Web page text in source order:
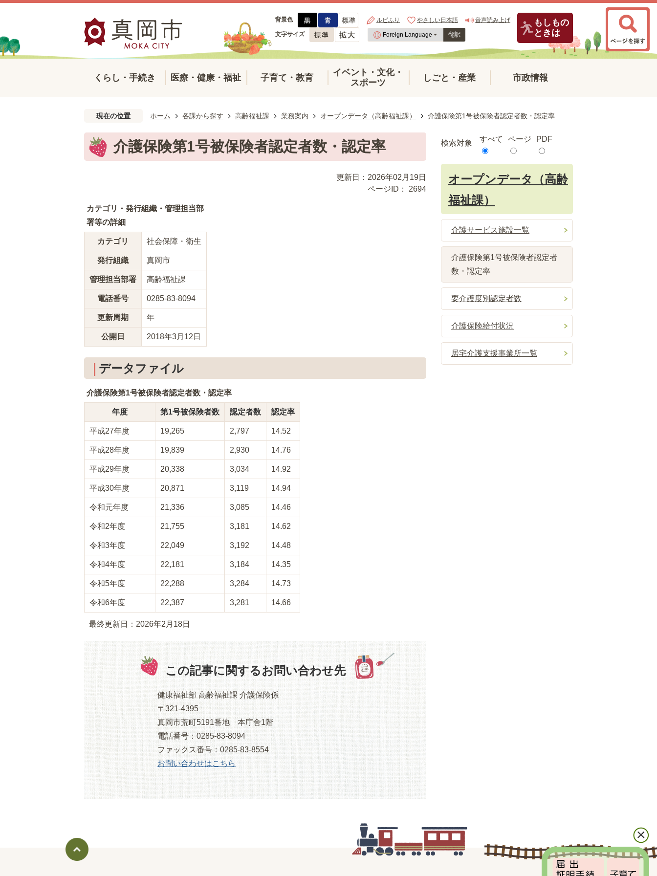
背景色 ルビふり やさしい日本語 音声読み上げ
文字サイズ 翻訳
もしもの
ときは
くらし・手続き 医療・健康・福祉 子育て・教育
イベント・文化・
スポーツ
しごと・産業 市政情報
現在の位置 ホーム 各課から探す 高齢福祉課 業務案内 オープンデータ（高齢福祉課） 介護保険第1号被保険者認定者数・認定率
介護保険第1号被保険者認定者数・認定率
更新日：2026年02月19日
ページID：
2694
カテゴリ・発行組織・管理担当部
署等の詳細
カテゴリ 社会保障・衛生
発行組織 真岡市
管理担当部署 高齢福祉課
電話番号 0285-83-8094
更新周期 年
公開日 2018年3月12日
データファイル
介護保険第1号被保険者認定者数・認定率
年度 第1号被保険者数 認定者数 認定率
平成27年度 19,265 2,797 14.52
平成28年度 19,839 2,930 14.76
平成29年度 20,338 3,034 14.92
平成30年度 20,871 3,119 14.94
令和元年度 21,336 3,085 14.46
令和2年度 21,755 3,181 14.62
令和3年度 22,049 3,192 14.48
令和4年度 22,181 3,184 14.35
令和5年度 22,288 3,284 14.73
令和6年度 22,387 3,281 14.66
最終更新日：2026年2月18日
この記事に関するお問い合わせ先
健康福祉部 高齢福祉課 介護保険係
〒321-4395
真岡市荒町5191番地 本庁舎1階
電話番号：0285-83-8094
ファックス番号：0285-83-8554
お問い合わせはこちら
検索対象 すべて ページ PDF
オープンデータ（高齢
福祉課）
介護サービス施設一覧
介護保険第1号被保険者認定者
数・認定率
要介護度別認定者数
介護保険給付状況
居宅介護支援事業所一覧